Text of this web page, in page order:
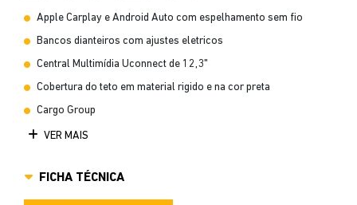
Apple Carplay e Android Auto com espelhamento sem fio
Bancos dianteiros com ajustes eletricos
Central Multimídia Uconnect de 12,3"
Cobertura do teto em material rigido e na cor preta
Cargo Group
VER MAIS
FICHA TÉCNICA